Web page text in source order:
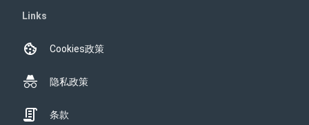
Links
Cookies政策
隐私政策
条款